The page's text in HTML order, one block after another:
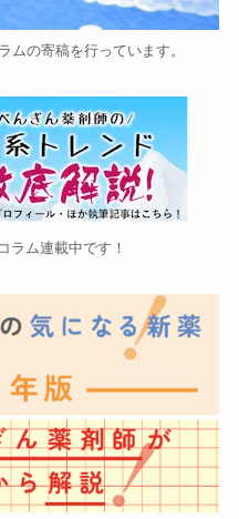
ムの寄稿を行っています。
ラム連載中です！